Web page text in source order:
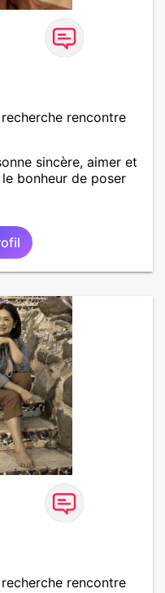
rencontre
sincère, aimer et
bonheur de poser
rencontre